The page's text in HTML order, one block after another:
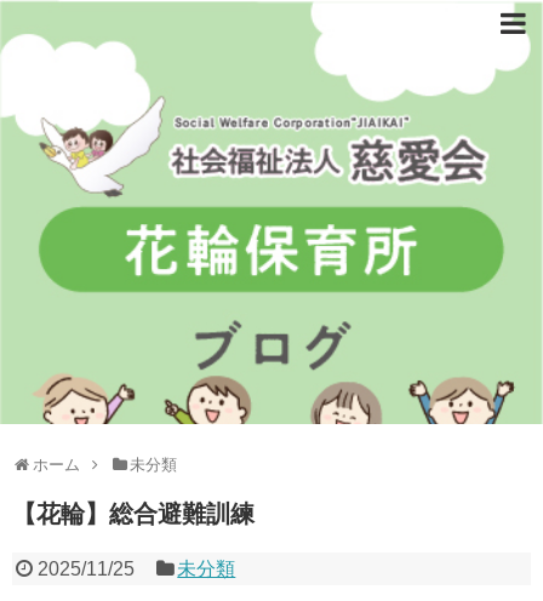
ホーム 未分類
【花輪】総合避難訓練
2025/11/25 未分類